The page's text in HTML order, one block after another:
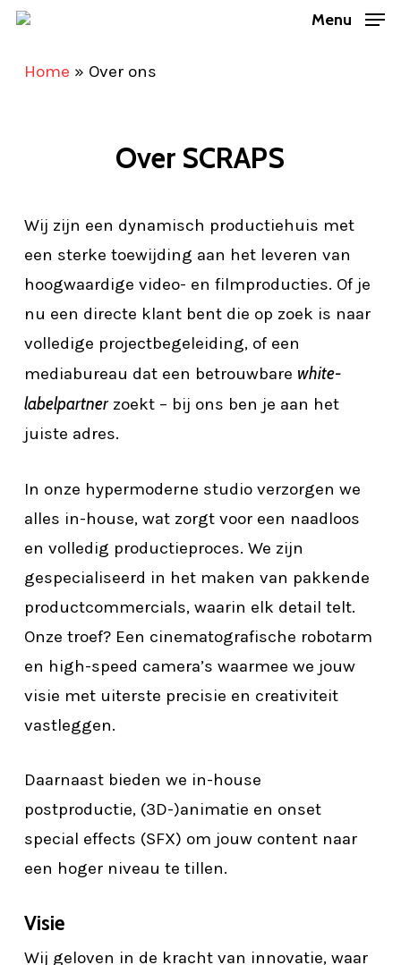
Skip
main
Menu
Home » Over ons
Over SCRAPS
Wij zijn een dynamisch productiehuis met
een sterke toewijding aan het leveren van
hoogwaardige video- en filmproducties. Of je
nu een directe klant bent die op zoek is naar
volledige projectbegeleiding, of een
mediabureau dat een betrouwbare white-
labelpartnerzoekt – bij ons ben je aan het
juiste adres.
In onze hypermoderne studio verzorgen we
alles in-house, wat zorgt voor een naadloos
en volledig productieproces. We zijn
gespecialiseerd in het maken van pakkende
productcommercials, waarin elk detail telt.
Onze troef? Een cinematografische robotarm
en high-speed camera’s waarmee we jouw
visie met uiterste precisie en creativiteit
vastleggen.
Daarnaast bieden we in-house
postproductie, (3D-)animatie en onset
special effects (SFX) om jouw content naar
een hoger niveau te tillen.
Visie
Wij geloven in de kracht van innovatie, waar